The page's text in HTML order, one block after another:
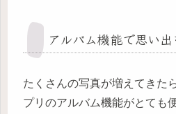
アルバム機能で思い
たくさんの写真が増えてきた
プリのアルバム機能がとても